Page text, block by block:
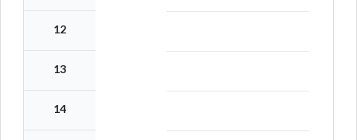
12
13
14